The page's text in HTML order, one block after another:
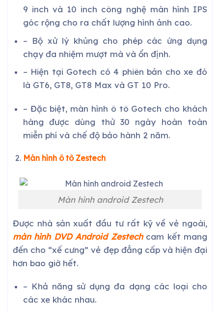
9 inch và 10 inch công nghệ màn hình IPS
góc rộng cho ra chất lượng hình ảnh cao.
– Bộ xử lý khủng cho phép các ứng dụng
chạy đa nhiệm mượt mà và ổn định.
– Hiện tại Gotech có 4 phiên bản cho xe đó
là GT6, GT8, GT8 Max và GT 10 Pro.
– Đặc biệt, màn hình ô tô Gotech cho khách
hàng được dùng thử 30 ngày hoàn toàn
miễn phí và chế độ bảo hành 2 năm.
Màn hình ô tô Zestech
Màn hình android Zestech
Được nhà sản xuất đầu tư rất kỹ về vẻ ngoài,
màn hình DVD Android Zestechcam kết mang
đến cho “xế cưng” vẻ đẹp đẳng cấp và hiện đại
hơn bao giờ hết.
– Khả năng sử dụng đa dạng các loại cho
các xe khác nhau.